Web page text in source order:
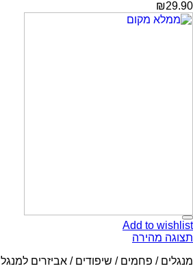
₪29.90
Add to wishlist
תצוגה מהירה
מנגלים / פחמים / שיפודים / אביזרים למנגל